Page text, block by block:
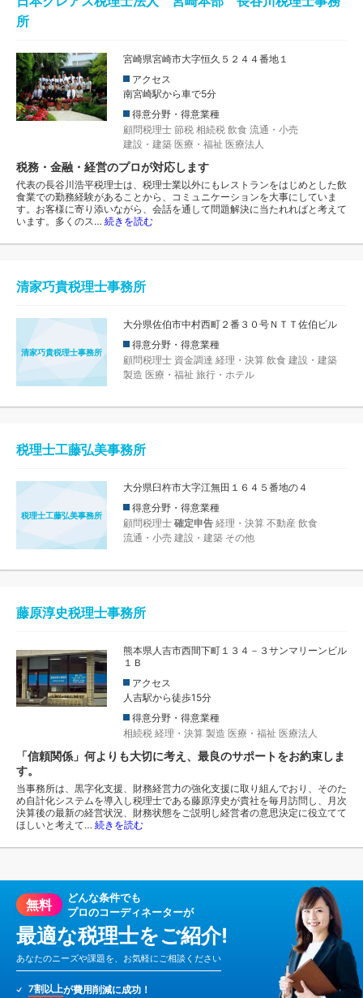
所
宮崎県宮崎市大字恒久５２４４番地１
アクセス
南宮崎駅から車で5分
得意分野・得意業種
顧問税理士 節税 相続税 飲食 流通・小売
建設・建築 医療・福祉 医療法人
税務・金融・経営のプロが対応します
代表の長谷川浩平税理士は、税理士業以外にもレストランをはじめとした飲
食業での勤務経験があることから、コミュニケーションを大事にしていま
す。お客様に寄り添いながら、会話を通して問題解決に当たれればと考えて
います。多くのス… 続きを読む
清家巧貴税理士事務所
清家巧貴税理士事務所
大分県佐伯市中村西町２番３０号ＮＴＴ佐伯ビル
得意分野・得意業種
顧問税理士 資金調達 経理・決算 飲食 建設・建築
製造 医療・福祉 旅行・ホテル
税理士工藤弘美事務所
税理士工藤弘美事務所
大分県臼杵市大字江無田１６４５番地の４
得意分野・得意業種
顧問税理士 確定申告 経理・決算 不動産 飲食
流通・小売 建設・建築 その他
藤原淳史税理士事務所
熊本県人吉市西間下町１３４－３サンマリーンビル
１Ｂ
アクセス
人吉駅から徒歩15分
得意分野・得意業種
相続税 経理・決算 製造 医療・福祉 医療法人
「信頼関係」何よりも大切に考え、最良のサポートをお約束しま
す。
当事務所は、黒字化支援、財務経営力の強化支援に取り組んでおり、そのた
め自計化システムを導入し税理士である藤原淳史が貴社を毎月訪問し、月次
決算後の最新の経営状況、財務状態をご説明し経営者の意思決定に役立てて
ほしいと考えて… 続きを読む
無料
どんな条件でも
プロのコーディネーターが
最適な税理士をご紹介!
あなたのニーズや課題を、お気軽にご相談ください
7割以上が費用削減に成功！